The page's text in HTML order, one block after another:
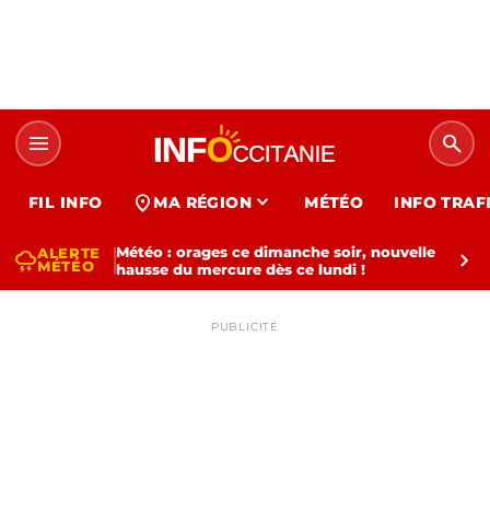
menu search
FIL INFO location_on MA RÉGION expand_more MÉTÉO INFO
thunderstormALERTE
MÉTÉO
Météo : orages ce dimanche soir, nouvelle
hausse du mercure dès ce lundi !
chevron_right
PUBLICITÉ